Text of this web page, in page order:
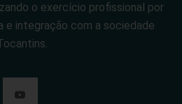
o exercício profissional por
e integração com a sociedade